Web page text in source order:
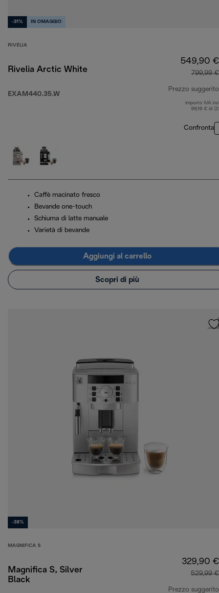
-31% IN OMAGGIO
RIVELIA
Rivelia Arctic White
EXAM440.35.W
549,90 €
799,99 €
Prezzo suggerito
Importo IVA
99,16 € di
Confronta
Caffè macinato fresco
Bevande one-touch
Schiuma di latte manuale
Varietà di bevande
Aggiungi al carrello
Scopri di più
-38%
MAGNIFICA S
Magnifica S, Silver
Black
329,90 €
529,99 €
Prezzo suggerito